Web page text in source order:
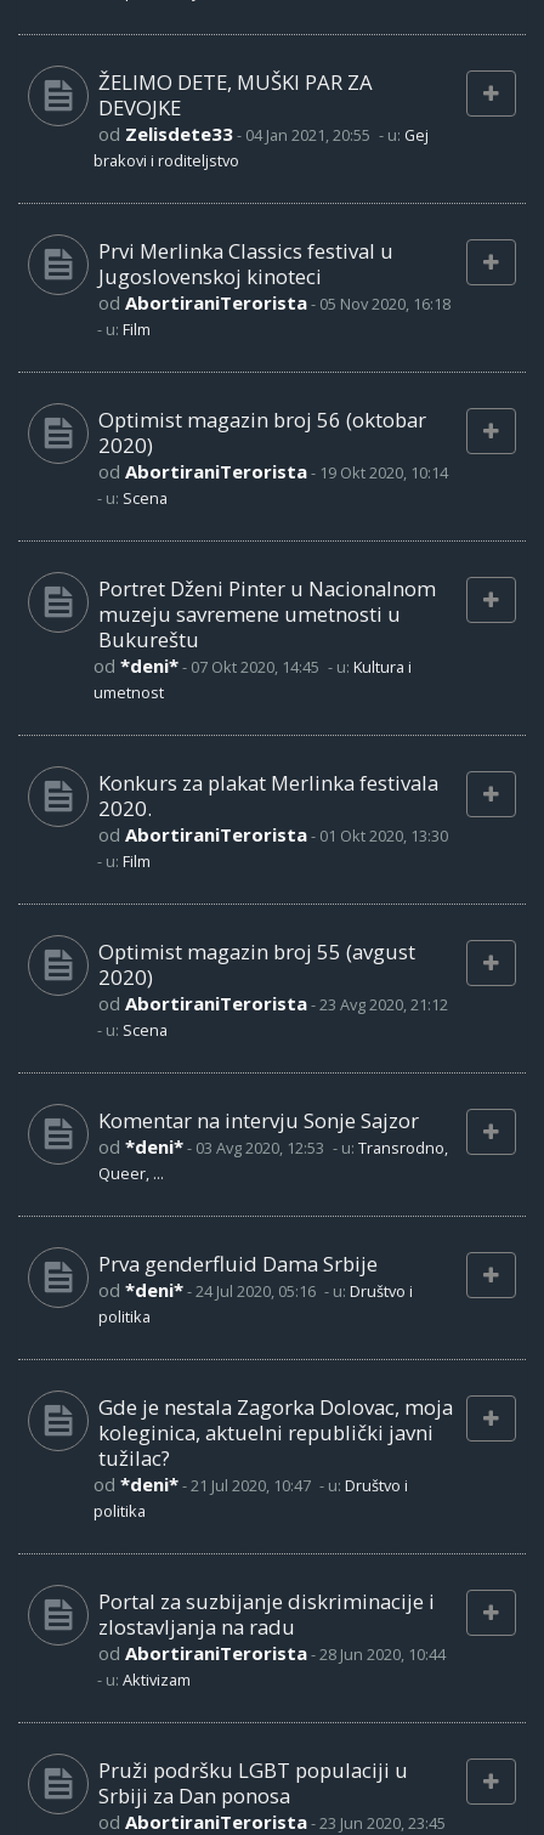
ŽELIMO DETE, MUŠKI PAR ZA
DEVOJKE
od Zelisdete33- 04 Jan 2021, 20:55 - u: Gej
brakovi i roditeljstvo
Prvi Merlinka Classics festival u
Jugoslovenskoj kinoteci
od AbortiraniTerorista- 05 Nov 2020, 16:18
- u: Film
Optimist magazin broj 56 (oktobar
2020)
od AbortiraniTerorista- 19 Okt 2020, 10:14
- u: Scena
Portret Dženi Pinter u Nacionalnom
muzeju savremene umetnosti u
Bukureštu
od *deni*- 07 Okt 2020, 14:45 - u: Kultura i
umetnost
Konkurs za plakat Merlinka festivala
2020.
od AbortiraniTerorista- 01 Okt 2020, 13:30
- u: Film
Optimist magazin broj 55 (avgust
2020)
od AbortiraniTerorista-23 Avg 2020, 21:12
- u: Scena
Komentar na intervju Sonje Sajzor
od *deni*- 03 Avg 2020, 12:53 - u: Transrodno,
Queer, ...
Prva genderfluid Dama Srbije
od *deni*-24 Jul 2020, 05:16 - u: Društvo i
politika
Gde je nestala Zagorka Dolovac, moja
koleginica, aktuelni republički javni
tužilac?
od *deni*-21 Jul 2020, 10:47 - u: Društvo i
politika
Portal za suzbijanje diskriminacije i
zlostavljanja na radu
od AbortiraniTerorista-28 Jun 2020, 10:44
- u: Aktivizam
Pruži podršku LGBT populaciji u
Srbiji za Dan ponosa
od AbortiraniTerorista-23 Jun 2020, 23:45